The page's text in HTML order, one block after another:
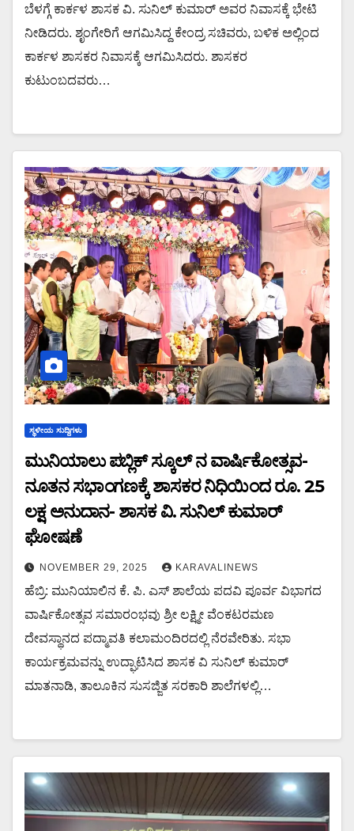
ಬೆಳಗ್ಗೆ ಕಾರ್ಕಳ ಶಾಸಕ ವಿ. ಸುನಿಲ್ ಕುಮಾರ್ ಅವರ ನಿವಾಸಕ್ಕೆ ಭೇಟಿ
ನೀಡಿದರು. ಶೃಂಗೇರಿಗೆ ಆಗಮಿಸಿದ್ದ ಕೇಂದ್ರ ಸಚಿವರು, ಬಳಿಕ ಅಲ್ಲಿಂದ
ಕಾರ್ಕಳ ಶಾಸಕರ ನಿವಾಸಕ್ಕೆ ಆಗಮಿಸಿದರು. ಶಾಸಕರ
ಕುಟುಂಬದವರು…
ಸ್ಥಳೀಯ ಸುದ್ದಿಗಳು
ಮುನಿಯಾಲು ಪಬ್ಲಿಕ್ ಸ್ಕೂಲ್ ನ ವಾರ್ಷಿಕೋತ್ಸವ-
ನೂತನ ಸಭಾಂಗಣಕ್ಕೆ ಶಾಸಕರ ನಿಧಿಯಿಂದ ರೂ. 25
ಲಕ್ಷ ಅನುದಾನ- ಶಾಸಕ ವಿ. ಸುನಿಲ್ ಕುಮಾರ್
ಘೋಷಣೆ
NOVEMBER 29, 2025 KARAVALINEWS
ಹೆಬ್ರಿ: ಮುನಿಯಾಲಿನ ಕೆ. ಪಿ. ಎಸ್ ಶಾಲೆಯ ಪದವಿ ಪೂರ್ವ ವಿಭಾಗದ
ವಾರ್ಷಿಕೋತ್ಸವ ಸಮಾರಂಭವು ಶ್ರೀ ಲಕ್ಷ್ಮೀ ವೆಂಕಟರಮಣ
ದೇವಸ್ಥಾನದ ಪದ್ಮಾವತಿ ಕಲಾಮಂದಿರದಲ್ಲಿ ನೆರವೇರಿತು. ಸಭಾ
ಕಾರ್ಯಕ್ರಮವನ್ನು ಉದ್ಘಾಟಿಸಿದ ಶಾಸಕ ವಿ ಸುನಿಲ್ ಕುಮಾರ್
ಮಾತನಾಡಿ, ತಾಲೂಕಿನ ಸುಸಜ್ಜಿತ ಸರಕಾರಿ ಶಾಲೆಗಳಲ್ಲಿ…